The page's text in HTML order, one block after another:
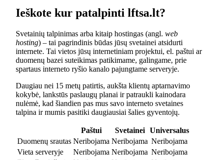
Ieškote kur patalpinti lftsa.lt?
Svetainių talpinimas arba kitaip hostingas (angl. web
hosting) – tai pagrindinis būdas jūsų svetainei atsidurti
internete. Tai vietos jūsų internetiniam projektui, el. paštui ar
duomenų bazei suteikimas patikimame, galingame, prie
spartaus interneto ryšio kanalo pajungtame serveryje.
Daugiau nei 15 metų patirtis, aukšta klientų aptarnavimo
kokybė, lankstūs paslaugų planai ir patraukli kainodara
nulėmė, kad šiandien pas mus savo interneto svetaines
talpina ir mumis pasitiki daugiausiai šalies gyventojų.
Paštui Svetainei
Universalus
Duomenų srautas Neribojama Neribojama Neribojama
Vieta serveryje
Neribojama Neribojama Neribojama